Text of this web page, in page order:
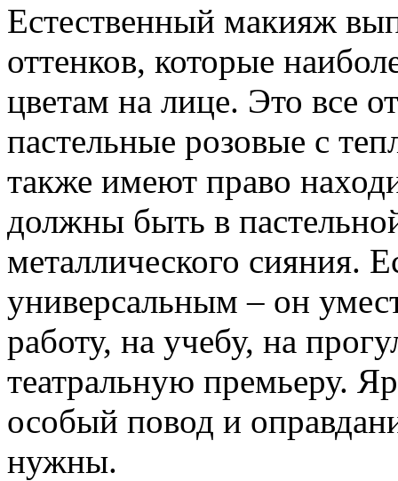
Естественный макияж
оттенков, которые
цветам на лице. Это все
пастельные розовые с
также имеют право
должны быть в
металлического сияния.
универсальным – он
работу, на учебу, на
театральную премьеру.
особый повод и
нужны.